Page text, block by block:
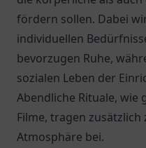
fördern sollen. Dabei
individuellen
bevorzugen Ruhe,
sozialen Leben der
Abendliche Rituale, wie
Filme, tragen
Atmosphäre bei.